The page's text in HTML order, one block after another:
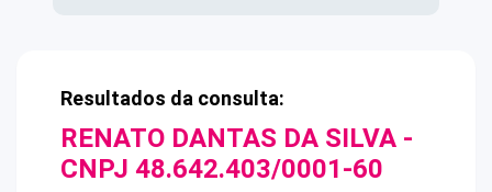
Resultados da consulta:
RENATO DANTAS DA SILVA -
CNPJ 48.642.403/0001-60